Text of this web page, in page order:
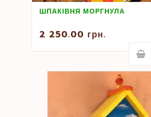
ШПАКІВНЯ МОРГНУЛА
2 250.00 грн.